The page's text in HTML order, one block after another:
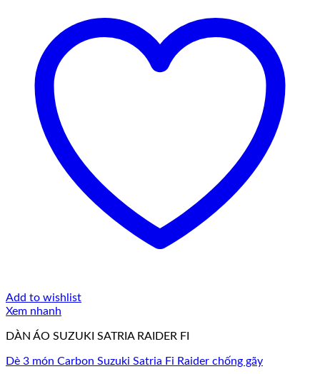
Add to wishlist
Xem nhanh
DÀN ÁO SUZUKI SATRIA RAIDER FI
Dè 3 món Carbon Suzuki Satria Fi Raider chống gãy